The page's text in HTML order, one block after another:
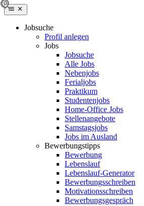
Jobsuche
Profil anlegen
Jobs
Jobsuche
Alle Jobs
Nebenjobs
Ferialjobs
Praktikum
Studentenjobs
Home-Office Jobs
Stellenangebote
Samstagsjobs
Jobs im Ausland
Bewerbungstipps
Bewerbung
Lebenslauf
Lebenslauf-Generator
Bewerbungsschreiben
Motivationsschreiben
Bewerbungsgespräch